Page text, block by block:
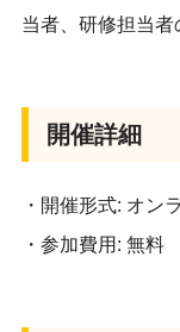
当者、研修担当者
開催詳細
・開催形式: オン
・参加費用: 無料